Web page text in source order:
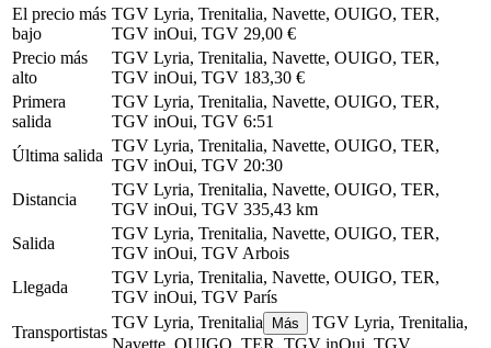
El precio más
bajo
TGV Lyria, Trenitalia, Navette, OUIGO, TER,
TGV inOui, TGV 29,00 €
Precio más
alto
TGV Lyria, Trenitalia, Navette, OUIGO, TER,
TGV inOui, TGV 183,30 €
Primera
salida
TGV Lyria, Trenitalia, Navette, OUIGO, TER,
TGV inOui, TGV 6:51
Última salida
TGV Lyria, Trenitalia, Navette, OUIGO, TER,
TGV inOui, TGV 20:30
Distancia
TGV Lyria, Trenitalia, Navette, OUIGO, TER,
TGV inOui, TGV 335,43 km
Salida
TGV Lyria, Trenitalia, Navette, OUIGO, TER,
TGV inOui, TGV Arbois
Llegada
TGV Lyria, Trenitalia, Navette, OUIGO, TER,
TGV inOui, TGV París
Transportistas
TGV Lyria, Trenitalia Más
TGV Lyria, Trenitalia,
Navette, OUIGO, TER, TGV inOui, TGV